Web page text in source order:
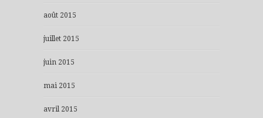
août 2015
juillet 2015
juin 2015
mai 2015
avril 2015